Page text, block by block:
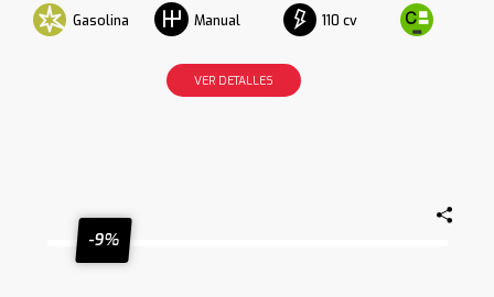
Gasolina Manual 110 cv
VER DETALLES
-9%